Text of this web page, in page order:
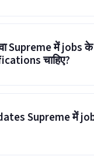
Supreme में jobs के
चाहिए?
Supreme में